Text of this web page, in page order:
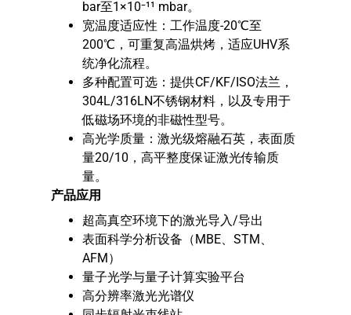
bar至1×10⁻¹¹ mbar。
宽温度适应性：工作温度-20℃至
200℃，可重复高温烘烤，适应UHV系
统净化流程。
多种配置可选：提供CF/KF/ISO法兰，
304L/316LN不锈钢材料，以及专用于
低磁场环境的非磁性型号。
高光学质量：激光级熔融石英，表面质
量20/10，高平整度保证激光传输质
量。
产品应用
超高真空环境下的激光导入/导出
表面科学分析设备（MBE、STM、
AFM）
量子光学与量子计算实验平台
高分辨率激光光谱仪